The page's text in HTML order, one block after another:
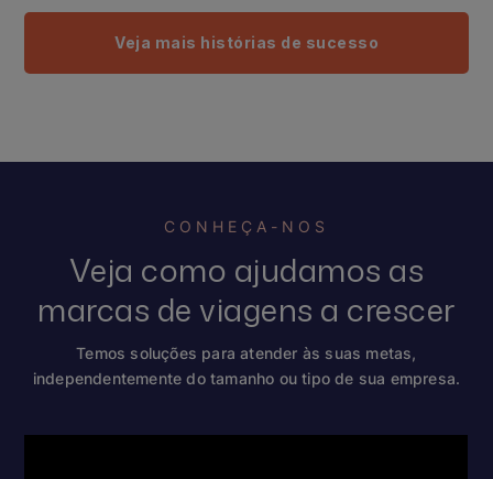
Veja mais histórias de sucesso
CONHEÇA-NOS
Veja como ajudamos as
marcas de viagens a crescer
Temos soluções para atender às suas metas,
independentemente do tamanho ou tipo de sua empresa.